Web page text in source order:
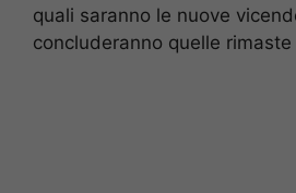
quali saranno le nuove
concluderanno quelle rimaste